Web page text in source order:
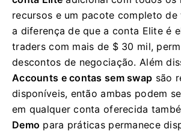
recursos e um pacote completo de
a diferença de que a conta Elite é
traders com mais de $ 30 mil,
descontos de negociação. Além
Accounts e contas sem swap são
disponíveis, então ambas podem
em qualquer conta oferecida
Demo para práticas permanece